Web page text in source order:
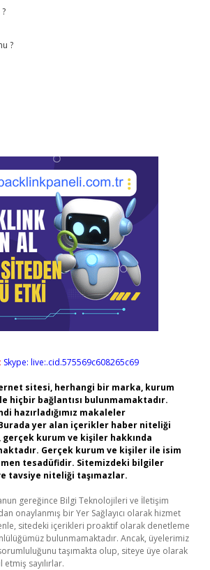
?
Skype: live:.cid.575569c608265c69
sitesi, herhangi bir marka, kurum
hiçbir bağlantısı bulunmamaktadır.
hazırladığımız makaleler
yer alan içerikler haber niteliği
gerçek kurum ve kişiler hakkında
Gerçek kurum ve kişiler ile isim
tesadüfidir. Sitemizdeki bilgiler
tavsiye niteliği taşımazlar.
gereğince Bilgi Teknolojileri ve İletişim
onaylanmış bir Yer Sağlayıcı olarak hizmet
sitedeki içerikleri proaktif olarak denetleme
bulunmamaktadır. Ancak, üyelerimiz
taşımakta olup, siteye üye olarak
sayılırlar.